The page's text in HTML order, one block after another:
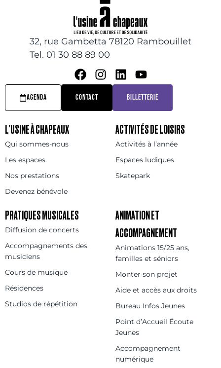
32, rue Gambetta 78120 Rambouillet
Tel. 01 30 88 89 00
AGENDA CONTACT BILLETTERIE
L’USINE À CHAPEAUX
Qui sommes-nous
Les espaces
Nos prestations
Devenez bénévole
ACTIVITÉS DE LOISIRS
Activités à l’année
Espaces ludiques
Skatepark
PRATIQUES MUSICALES
Diffusion de concerts
Accompagnements des
musiciens
Cours de musique
Résidences
Studios de répétition
ANIMATION ET
ACCOMPAGNEMENT
Animations 15/25 ans,
familles et séniors
Monter son projet
Aide et accès aux droits
Bureau Infos Jeunes
Point d’Accueil Écoute
Jeunes
Accompagnement
numérique